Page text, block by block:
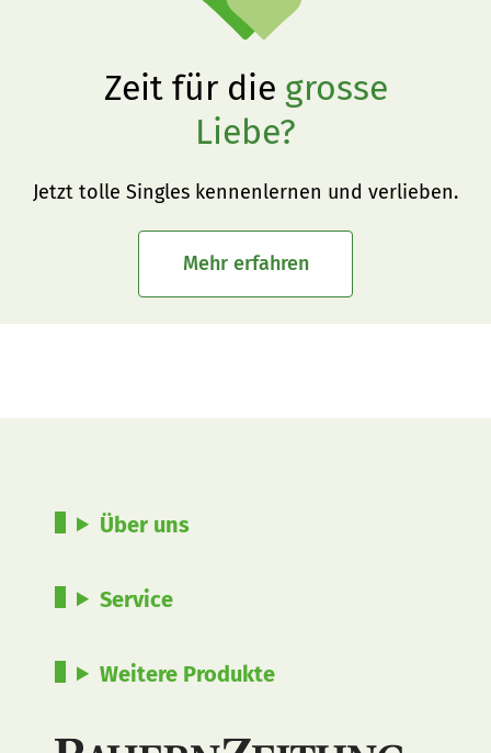
Zeit für die grosse
Liebe?
Jetzt tolle Singles kennenlernen und verlieben.
Mehr erfahren
Über uns
Service
Weitere Produkte